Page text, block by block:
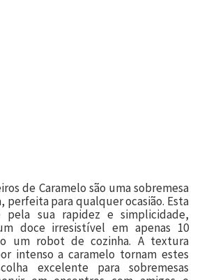
de Caramelo são uma sobremesa
perfeita para qualquer ocasião. Esta
pela sua rapidez e simplicidade,
doce irresistível em apenas 10
um robot de cozinha. A textura
intenso a caramelo tornam estes
excelente para sobremesas